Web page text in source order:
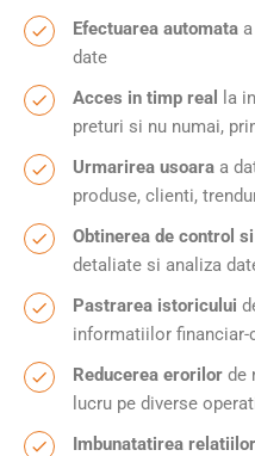
Efectuarea automata
date
Acces in timp real
la
preturi si nu numai,
Urmarirea usoara a
produse, clienti,
Obtinerea de control
detaliate si analiza
Pastrarea istoricului
informatiilor financiar-
Reducerea erorilor de
lucru pe diverse
Imbunatatirea relatiilor